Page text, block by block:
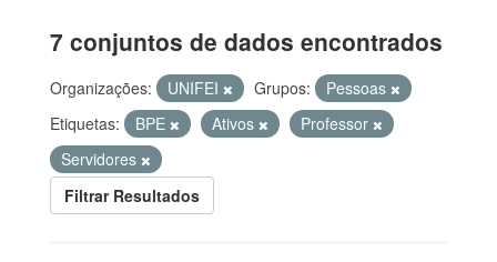
7 conjuntos de dados encontrados
Organizações: UNIFEI Grupos:
Pessoas
Etiquetas:
BPE Ativos
Professor
Servidores
Filtrar Resultados